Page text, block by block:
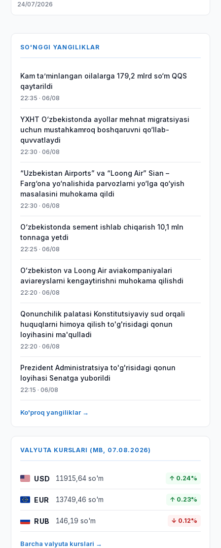
24/07/2026
SO'NGGI YANGILIKLAR
Kam taʼminlangan oilalarga 179,2 mlrd so‘m QQS
qaytarildi
22:35 · 06/08
YXHT O‘zbekistonda ayollar mehnat migratsiyasi
uchun mustahkamroq boshqaruvni qo‘llab-
quvvatlaydi
22:30 · 06/08
“Uzbekistan Airports” va “Loong Air” Sian –
Farg‘ona yo‘nalishida parvozlarni yo‘lga qo‘yish
masalasini muhokama qildi
22:30 · 06/08
O‘zbekistonda sement ishlab chiqarish 10,1 mln
tonnaga yetdi
22:25 · 06/08
Oʻzbekiston va Loong Air aviakompaniyalari
aviareyslarni kengaytirishni muhokama qilishdi
22:20 · 06/08
Qonunchilik palatasi Konstitutsiyaviy sud orqali
huquqlarni himoya qilish to'g'risidagi qonun
loyihasini ma'qulladi
22:20 · 06/08
Prezident Administratsiya to'g'risidagi qonun
loyihasi Senatga yuborildi
22:15 · 06/08
Ko'proq yangiliklar →
VALYUTA KURSLARI (MB, 07.08.2026)
USD 11915,64 so'm ↑ 0.24%
EUR 13749,46 so'm ↑ 0.23%
RUB 146,19 so'm ↓ 0.12%
Barcha valyuta kurslari →